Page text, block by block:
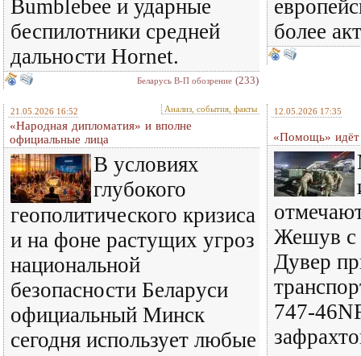
Bumblebee и ударные
беспилотники средней
дальности Hornet.
Беларусь В-П обозрение (233)
более
21.05.2026 16:52 Анализ, события, факты
«Народная дипломатия» и вполне
официальные лица
В условиях
глубокого
геополитического кризиса
и на фоне растущих угроз
национальной
безопасности Беларуси
официальный Минск
сегодня использует любые
12.05.2026 17:35
«Помощь» идёт
Жешув
Дувер
747-